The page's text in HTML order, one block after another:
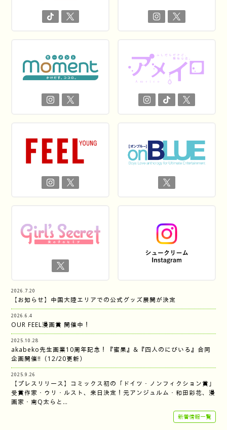
2026.7.20
【お知らせ】中国大陸エリアでの公式グッズ展開が決定
2026.6.4
OUR FEEL漫画賞 開催中！
2025.10.28
akabeko先生画業10周年記念！『蜜果』&『四人のにびいろ』合同
企画開催‼︎（12/20更新）
2025.9.26
【プレスリリース】コミックス初の「ドイツ・ノンフィクション賞」
受賞作家・ウリ・ルスト、来日決定！元アンジュルム・和田彩花、漫
画家・南Q太らと…
新着情報一覧